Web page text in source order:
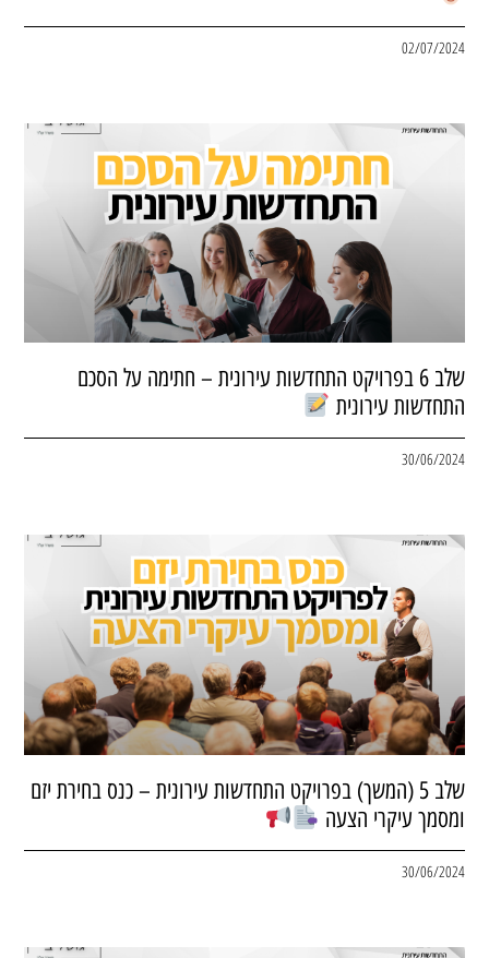
02/07/2024
שלב 6 בפרויקט התחדשות עירונית – חתימה על הסכם
התחדשות עירונית
30/06/2024
שלב 5 (המשך) בפרויקט התחדשות עירונית – כנס בחירת יזם
ומסמך עיקרי הצעה
30/06/2024